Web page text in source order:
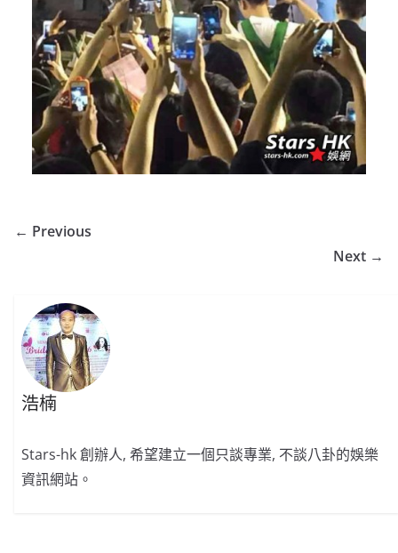
← Previous
Next →
浩楠
Stars-hk 創辦人, 希望建立一個只談專業, 不談八卦的娛樂
資訊網站。